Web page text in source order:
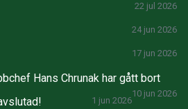
22 jul 2026
24 jun 2026
17 jun 2026
Hans Chrunak har gått bort
10 jun 2026
1 jun 2026